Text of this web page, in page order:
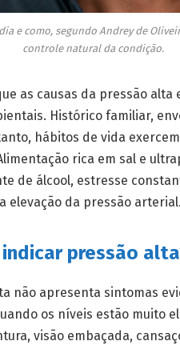
e como, segundo Andrey de
controle natural da condição.
as causas da pressão
Histórico familiar,
hábitos de vida
rica em sal e
de álcool, estresse
elevação da pressão arterial.
pressão
não apresenta sintomas
os níveis estão muito
visão embaçada,